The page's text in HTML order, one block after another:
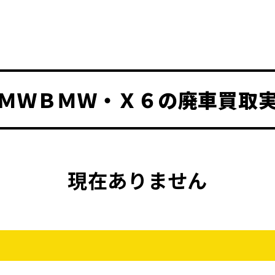
ＷＢＭＷ・Ｘ６の廃車買取
現在ありません